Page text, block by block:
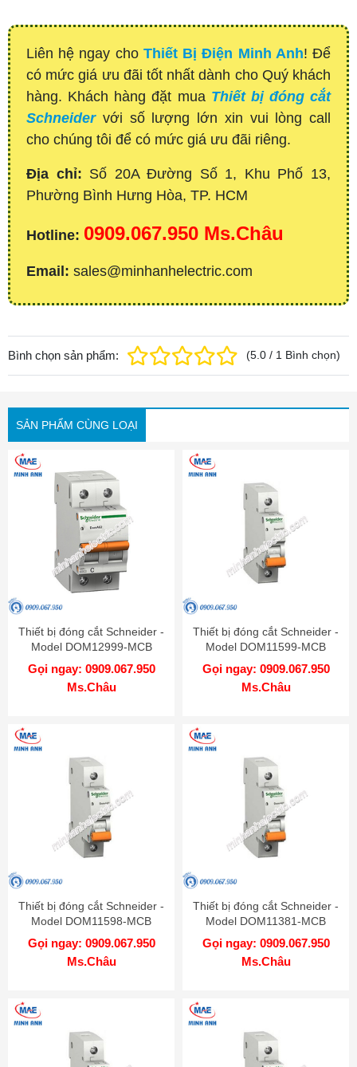
Liên hệ ngay cho Thiết Bị Điện Minh Anh! Để
có mức giá ưu đãi tốt nhất dành cho Quý khách
hàng. Khách hàng đặt mua Thiết bị đóng cắt
Schneider với số lượng lớn xin vui lòng call
cho chúng tôi để có mức giá ưu đãi riêng.
Địa chỉ: Số 20A Đường Số 1, Khu Phố 13,
Phường Bình Hưng Hòa, TP. HCM
Hotline: 0909.067.950 Ms.Châu
Email: sales@minhanhelectric.com
Bình chọn sản phẩm: (5.0 / 1 Bình chọn)
SẢN PHẨM CÙNG LOẠI
Thiết bị đóng cắt Schneider -
Model DOM12999-MCB
Gọi ngay: 0909.067.950
Ms.Châu
Thiết bị đóng cắt Schneider -
Model DOM11599-MCB
Gọi ngay: 0909.067.950
Ms.Châu
Thiết bị đóng cắt Schneider -
Model DOM11598-MCB
Gọi ngay: 0909.067.950
Ms.Châu
Thiết bị đóng cắt Schneider -
Model DOM11381-MCB
Gọi ngay: 0909.067.950
Ms.Châu